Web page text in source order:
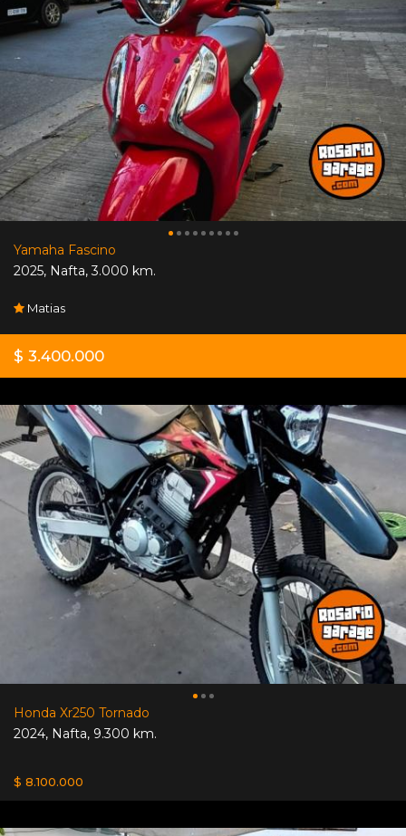
Yamaha Fascino
2025, Nafta,3.000 km.
Matias
$ 3.400.000
Honda Xr250 Tornado
2024, Nafta, 9.300 km.
$ 8.100.000